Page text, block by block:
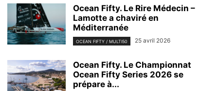
Ocean Fifty. Le Rire Médecin –
Lamotte a chaviré en
Méditerranée
OCEAN FIFTY / MULTI50 25 avril 2026
Ocean Fifty. Le Championnat
Ocean Fifty Series 2026 se
prépare à...